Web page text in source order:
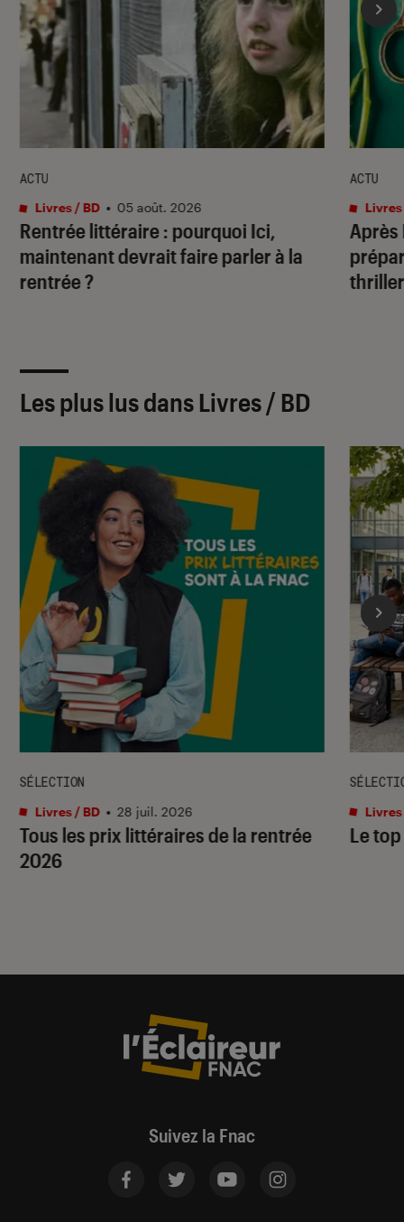
Rentrée littéraire : pourquoi Ici,
maintenant devrait faire parler à la
rentrée ?
ACTU
Livres / BD • 05 août. 2026
Après
ACTU
Livres
Les plus lus dans Livres / BD
Tous les prix littéraires de la rentrée
2026
SÉLECTION
Livres / BD • 28 juil. 2026
Le
Livres
Suivez la Fnac